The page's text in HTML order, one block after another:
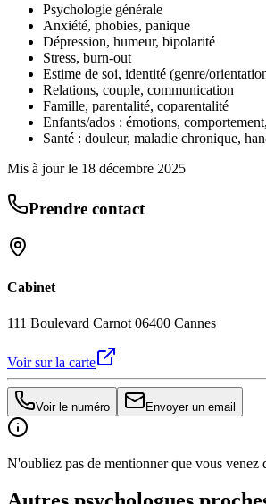
Psychologie générale
Anxiété, phobies, panique
Dépression, humeur, bipolarité
Stress, burn-out
Estime de soi, identité (genre/
Relations, couple, communication
Famille, parentalité, coparentalité
Enfants/ados : émotions,
Santé : douleur, maladie chronique,
Mis à jour le 18 décembre 2025
Prendre contact
Cabinet
111 Boulevard Carnot 06400 Cannes
Voir sur la carte
Voir le numéro Envoyer un email
N'oubliez pas de mentionner que vous